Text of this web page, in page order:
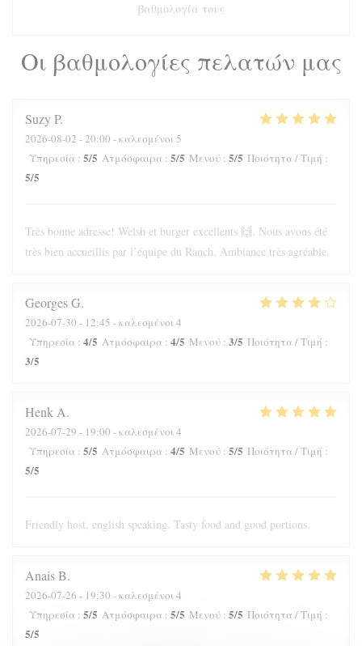
Οι βαθμολογίες πελατών μας
SuzyP
2026-08-02 - 20:00 - καλεσμένοι 5
Υπηρεσία : 5/5 Ατμόσφαιρα : 5/5 Μενού : 5/5 Ποιότητα / Τιμή :
5/5
Très bonne adresse! Welsh et burger excellents 🙌. Nous avons été
très bien accueillis par l’équipe du Ranch. Ambiance très agréable.
GeorgesG
2026-07-30 - 12:45 - καλεσμένοι 4
Υπηρεσία : 4/5 Ατμόσφαιρα : 4/5 Μενού : 3/5 Ποιότητα / Τιμή :
3/5
Henk A
2026-07-29 - 19:00 - καλεσμένοι 4
Υπηρεσία : 5/5 Ατμόσφαιρα : 4/5 Μενού : 5/5 Ποιότητα / Τιμή :
5/5
Friendly host, english speaking. Tasty food and good portions.
AnaisB
2026-07-26 - 19:30 - καλεσμένοι 4
Υπηρεσία : 5/5 Ατμόσφαιρα : 5/5 Μενού : 5/5 Ποιότητα / Τιμή :
5/5
βαθμολογία τους